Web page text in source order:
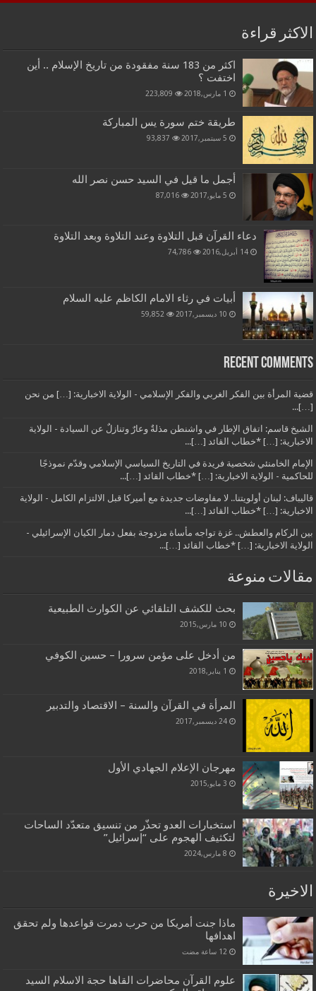
الاكثر قراءة
اكثر من 183 سنة مفقودة من تاريخ الإسلام .. أين
اختفت ؟
1 مارس,2018 223,809
طريقة ختم سورة يس المباركة
5 سبتمبر,2017 93,837
أجمل ما قيل في السيد حسن نصر الله
5 مايو,2017 87,016
دعاء القرآن قبل التلاوة وعند التلاوة وبعد التلاوة
14 أبريل,2016 74,786
أبيات في رثاء الامام الكاظم عليه السلام
10 ديسمبر,2017 59,852
Recent Comments
قضية المرأة بين الفكر الغربي والفكر الإسلامي - الولاية الاخبارية: […] من نحن
[…]...
الشيخ قاسم: اتفاق الإطار في واشنطن مذلةٌ وعارٌ وتنازلٌ عن السيادة - الولاية
الاخبارية: […] *خطاب القائد […]...
الإمام الخامنئي شخصية فريدة في التاريخ السياسي الإسلامي وقدّم نموذجًا
للحاكمية - الولاية الاخبارية: […] *خطاب القائد […]...
قاليباف: لبنان أولويتنا.. لا مفاوضات جديدة مع أميركا قبل الالتزام الكامل - الولاية
الاخبارية: […] *خطاب القائد […]...
بين الركام والعطش.. غزة تواجه مأساة مزدوجة بفعل دمار الكيان الإسرائيلي -
الولاية الاخبارية: […] *خطاب القائد […]...
مقالات منوعة
بحث للكشف التلقائي عن الكوارث الطبيعية
10 مارس,2015
من أدخل على مؤمن سرورا – حسين الكوفي
1 يناير,2018
المرأة في القرآن والسنة – الاقتصاد والتدبير
24 ديسمبر,2017
مهرجان الإعلام الجهادي الأول
3 مايو,2015
استخبارات العدو تحذّر من تنسيق متعدّد الساحات
لتكثيف الهجوم على “إسرائيل”
8 مارس,2024
الاخيرة
ماذا جنت أمريكا من حرب دمرت قواعدها ولم تحقق
اهدافها
علوم القرآن محاضرات القاها حجة الاسلام السيد